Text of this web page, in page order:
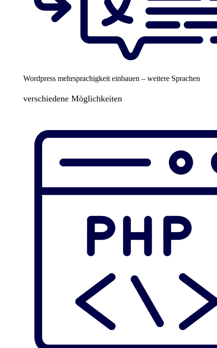
Wordpress mehrsprachigkeit einbauen – weitere Sprachen
verschiedene Möglichkeiten